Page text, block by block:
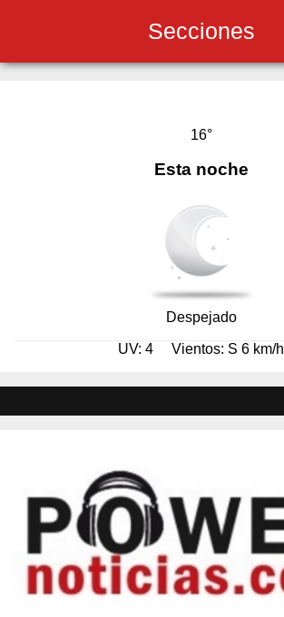
Secciones
16°
Esta noche
Despejado
UV: 4 Vientos: S 6 km/h